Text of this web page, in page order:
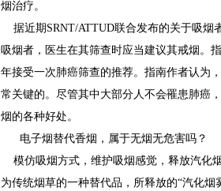
烟治疗。
据近期SRNT/ATTUD联合发布的关于吸烟
吸烟者，医生在其筛查时应当建议其戒烟。
年接受一次肺癌筛查的推荐。指南作者认为
常关键的。尽管其中大部分人不会罹患肺癌
烟的各种好处。
电子烟替代香烟，属于无烟无危害吗？
模仿吸烟方式，维护吸烟感觉，释放汽化
为传统烟草的一种替代品，所释放的“汽化烟